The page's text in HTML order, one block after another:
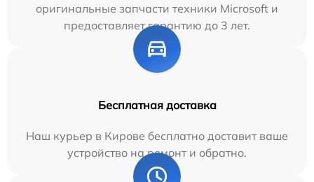
оригинальные запчасти техники Microsoft и
предоставляет гарантию до 3 лет.
Бесплатная доставка
Наш курьер в Кирове бесплатно доставит ваше
устройство на ремонт и обратно.